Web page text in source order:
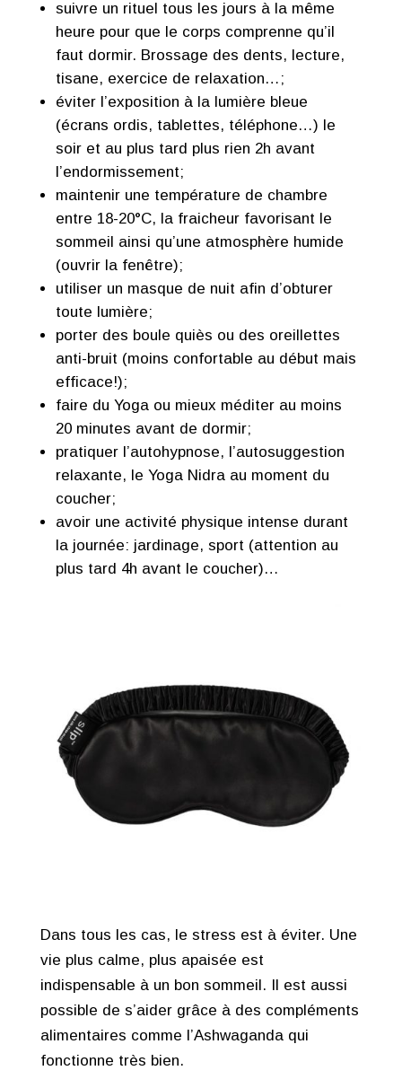
suivre un rituel tous les jours à la même
heure pour que le corps comprenne qu’il
faut dormir. Brossage des dents, lecture,
tisane, exercice de relaxation…;
éviter l’exposition à la lumière bleue
(écrans ordis, tablettes, téléphone…) le
soir et au plus tard plus rien 2h avant
l’endormissement;
maintenir une température de chambre
entre 18-20°C, la fraicheur favorisant le
sommeil ainsi qu’une atmosphère humide
(ouvrir la fenêtre);
utiliser un masque de nuit afin d’obturer
toute lumière;
porter des boule quiès ou des oreillettes
anti-bruit (moins confortable au début mais
efficace!);
faire du Yoga ou mieux méditer au moins
20 minutes avant de dormir;
pratiquer l’autohypnose, l’autosuggestion
relaxante, le Yoga Nidra au moment du
coucher;
avoir une activité physique intense durant
la journée: jardinage, sport (attention au
plus tard 4h avant le coucher)…
Dans tous les cas, le stress est à éviter. Une
vie plus calme, plus apaisée est
indispensable à un bon sommeil. Il est aussi
possible de s’aider grâce à des compléments
alimentaires comme l’Ashwaganda qui
fonctionne très bien.